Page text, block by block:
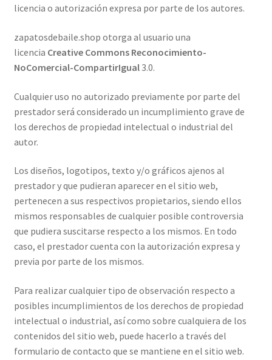
licencia o autorización expresa por parte de los autores.
zapatosdebaile.shop otorga al usuario una
licencia Creative Commons Reconocimiento-
NoComercial-CompartirIgual3.0.
Cualquier uso no autorizado previamente por parte del
prestador será considerado un incumplimiento grave de
los derechos de propiedad intelectual o industrial del
autor.
Los diseños, logotipos, texto y/o gráficos ajenos al
prestador y que pudieran aparecer en el sitio web,
pertenecen a sus respectivos propietarios, siendo ellos
mismos responsables de cualquier posible controversia
que pudiera suscitarse respecto a los mismos. En todo
caso, el prestador cuenta con la autorización expresa y
previa por parte de los mismos.
Para realizar cualquier tipo de observación respecto a
posibles incumplimientos de los derechos de propiedad
intelectual o industrial, así como sobre cualquiera de los
contenidos del sitio web, puede hacerlo a través del
formulario de contacto que se mantiene en el sitio web.